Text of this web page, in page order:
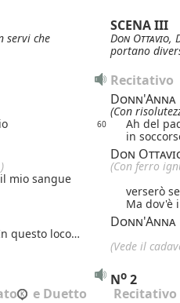
SCENA III
servi che
Don Ottavio,
portano
Recitativo
Donn'Anna
(Con
60
Ah del
in
Don
(Con ferro
mio sangue
verserò
Ma dov'è
Donn'Anna
questo loco…
(Vede il
e Duetto
No 2